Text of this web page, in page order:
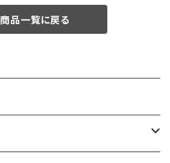
商品一覧に戻る